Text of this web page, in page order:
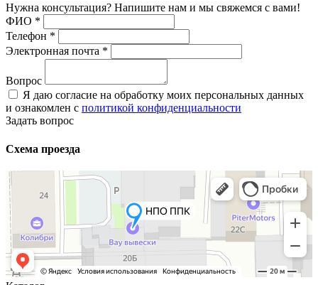
Нужна консультация? Напишите нам и мы свяжемся с вами!
ФИО *
Телефон *
Электронная почта *
Вопрос
Я даю согласие на обработку моих персональных данных
и ознакомлен с политикой конфиденциальности
Задать вопрос
Схема проезда